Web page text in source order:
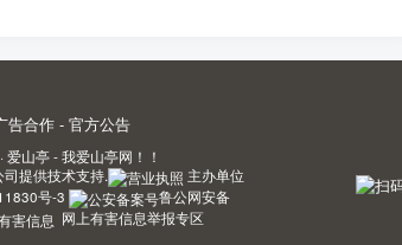
告合作 - 官方公告
爱山亭 - 我爱山亭网！！
提供技术支持.
主办单位
号-3
鲁公网安备
网上有害信息举报专区